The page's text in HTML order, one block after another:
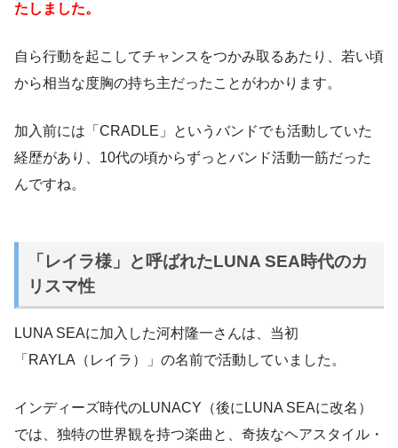
たしました。
自ら行動を起こしてチャンスをつかみ取るあたり、若い頃
から相当な度胸の持ち主だったことがわかります。
加入前には「CRADLE」というバンドでも活動していた
経歴があり、10代の頃からずっとバンド活動一筋だった
んですね。
「レイラ様」と呼ばれたLUNA SEA時代のカ
リスマ性
LUNA SEAに加入した河村隆一さんは、当初
「RAYLA（レイラ）」の名前で活動していました。
インディーズ時代のLUNACY（後にLUNA SEAに改名）
では、独特の世界観を持つ楽曲と、奇抜なヘアスタイル・